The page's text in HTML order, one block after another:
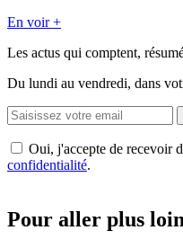
En voir +
Les actus qui comptent,
Du lundi au vendredi, dans
Oui, j'accepte de recevoir
confidentialité.
Pour aller plus loin